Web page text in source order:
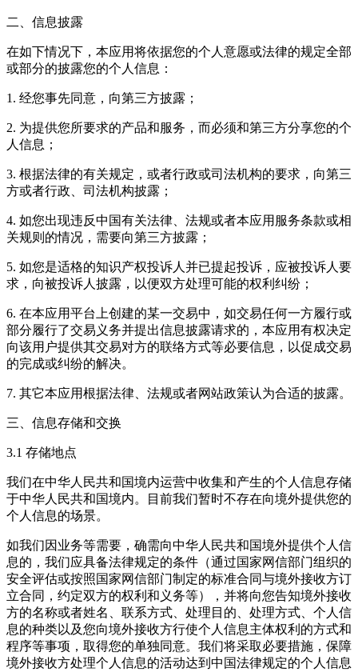
二、信息披露
在如下情况下，本应用将依据您的个人意愿或法律的规定全部
或部分的披露您的个人信息：
1. 经您事先同意，向第三方披露；
2. 为提供您所要求的产品和服务，而必须和第三方分享您的个
人信息；
3. 根据法律的有关规定，或者行政或司法机构的要求，向第三
方或者行政、司法机构披露；
4. 如您出现违反中国有关法律、法规或者本应用服务条款或相
关规则的情况，需要向第三方披露；
5. 如您是适格的知识产权投诉人并已提起投诉，应被投诉人要
求，向被投诉人披露，以便双方处理可能的权利纠纷；
6. 在本应用平台上创建的某一交易中，如交易任何一方履行或
部分履行了交易义务并提出信息披露请求的，本应用有权决定
向该用户提供其交易对方的联络方式等必要信息，以促成交易
的完成或纠纷的解决。
7. 其它本应用根据法律、法规或者网站政策认为合适的披露。
三、信息存储和交换
3.1 存储地点
我们在中华人民共和国境内运营中收集和产生的个人信息存储
于中华人民共和国境内。目前我们暂时不存在向境外提供您的
个人信息的场景。
如我们因业务等需要，确需向中华人民共和国境外提供个人信
息的，我们应具备法律规定的条件（通过国家网信部门组织的
安全评估或按照国家网信部门制定的标准合同与境外接收方订
立合同，约定双方的权利和义务等），并将向您告知境外接收
方的名称或者姓名、联系方式、处理目的、处理方式、个人信
息的种类以及您向境外接收方行使个人信息主体权利的方式和
程序等事项，取得您的单独同意。我们将采取必要措施，保障
境外接收方处理个人信息的活动达到中国法律规定的个人信息